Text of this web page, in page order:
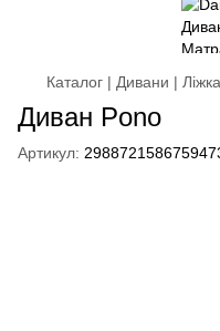
Каталог | Дивани |
Диван Pono
Артикул: